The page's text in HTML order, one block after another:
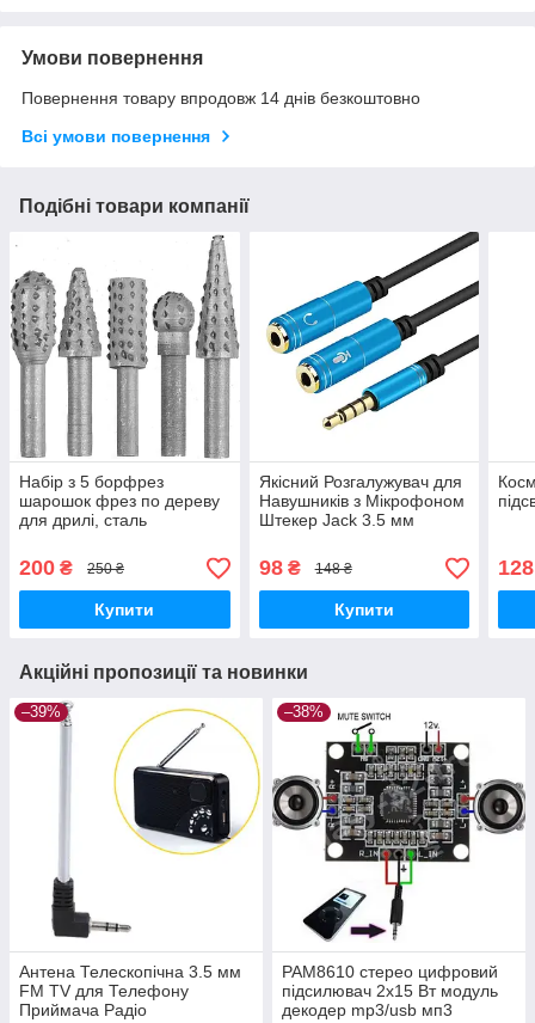
Умови повернення
Повернення товару впродовж 14 днів безкоштовно
Всі умови повернення
Подібні товари компанії
Набір з 5 борфрез
шарошок фрез по дереву
для дрилі, сталь
200 ₴ 250 ₴
Купити
Якісний Розгалужувач для
Навушників з Мікрофоном
Штекер Jack 3.5 мм
98₴ 148 ₴
Купити
128
Акційні пропозиції та новинки
–39%
Антена Телескопічна 3.5 мм
FM TV для Телефону
Приймача Радіо
–38%
PAM8610 стерео цифровий
підсилювач 2x15 Вт модуль
декодер mp3/usb мп3